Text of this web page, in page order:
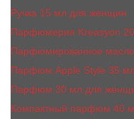
Ручка 15 мл для женщин
Парфюмерия Kreasyon
Парфюмированное
Парфюм Apple Style 35
Парфюм 30 мл для
Компактный парфюм 40